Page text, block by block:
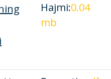
Hajmi:0.04
mb